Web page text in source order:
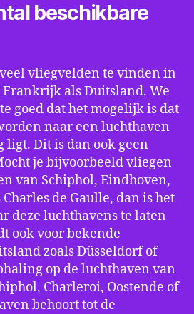
beschikbare
vliegvelden te vinden in
als Duitsland. We
goed dat het mogelijk is dat
naar een luchthaven
ligt. Dit is dan ook geen
je bijvoorbeeld vliegen
van Schiphol, Eindhoven,
de Gaulle, dan is het
deze luchthavens te laten
ook voor bekende
zoals Düsseldorf of
op de luchthaven van
Charleroi, Oostende of
behoort tot de